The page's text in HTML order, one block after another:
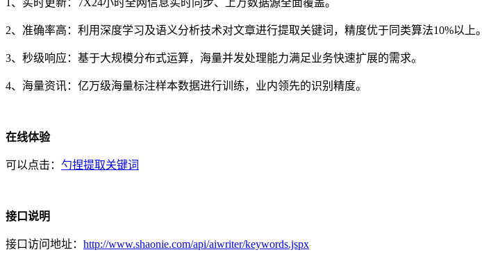
1、实时更新：7X24小时全网信息实时同步、上万数据源全面覆盖。
2、准确率高：利用深度学习及语义分析技术对文章进行提取关键词，精度优于同类算法10%以上。
3、秒级响应：基于大规模分布式运算，海量并发处理能力满足业务快速扩展的需求。
4、海量资讯：亿万级海量标注样本数据进行训练，业内领先的识别精度。
在线体验
可以点击： 勺捏提取关键词
接口说明
接口访问地址： http://www.shaonie.com/api/aiwriter/keywords.jspx